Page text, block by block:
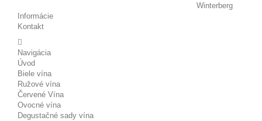
Winterberg
Informácie
Kontakt
Navigácia
Úvod
Biele vína
Ružové vína
Červené Vína
Ovocné vína
Degustačné sady vína